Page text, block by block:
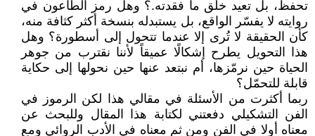
تحفظ، بل تعيد خلق ما فقدته.؟ وهل رمز الطاعون في
روايته لا يفسّر الواقع، بل يستبدله بنسخة أكثر كثافة منه،
كأن الحقيقة لا تُرى إلا عندما تتحول إلى أسطورة؟ وهل
هذا التحويل يطرح إشكالًا عميقاً لأننا نقترب من جوهر
الحياة حين نرمّزها، أم نبتعد عنها حين نحولها إلى حكاية
قابلة للتحمّل؟
ربما أكثرت من الأسئلة في مقالي هذا لكن الرموز في
الفن التشكيلي دفعتني لكتابة هذا المقال وللبحث عن
معناه أولا في الفن ومن ثم معناه في الأدب الروائي ومع